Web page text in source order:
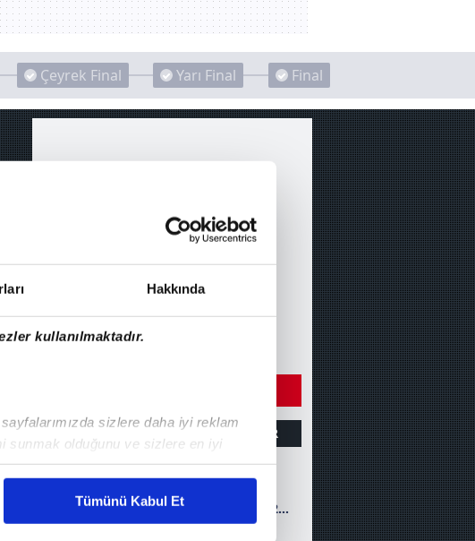
Hakkında
kullanılmaktadır.
sizlere daha iyi reklam
sunmak olduğunu ve sizlere en iyi
maliyetlerimizi karşılamak
Tümünü Kabul Et
Çeyrek Final Yarı Final Final
ÖZET GOLLER DİĞER
Gençlerbirliği 1-2
Trabzonspor (MAÇ